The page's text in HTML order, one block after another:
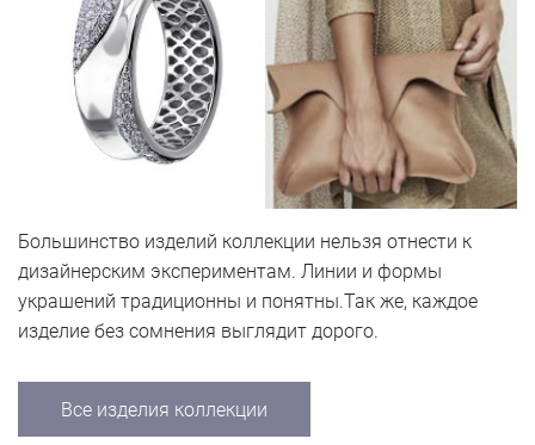
Большинство изделий коллекции нельзя отнести к
дизайнерским экспериментам. Линии и формы
украшений традиционны и понятны.Так же, каждое
изделие без сомнения выглядит дорого.
Все изделия коллекции